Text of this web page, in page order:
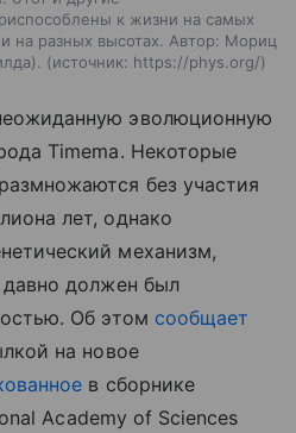
к жизни на самых
на разных высотах. Автор: Мориц
источник: https://phys.org/
эволюционную
Timema. Некоторые
без участия
лет, однако
механизм,
должен был
Об этом сообщает
на новое
в сборнике
Academy of Sciences